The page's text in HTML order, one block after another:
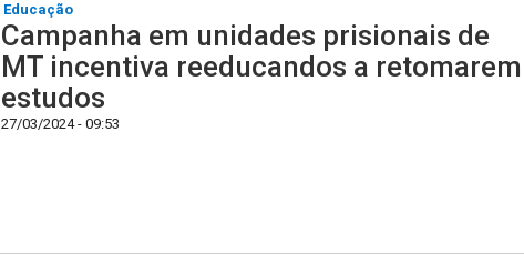
Educação
Campanha em unidades prisionais de
MT incentiva reeducandos a retomarem
estudos
27/03/2024 - 09:53